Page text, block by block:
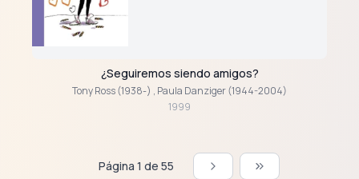
¿Seguiremos siendo amigos?
Tony Ross (1938-) , Paula Danziger (1944-2004)
1999
Página 1 de 55